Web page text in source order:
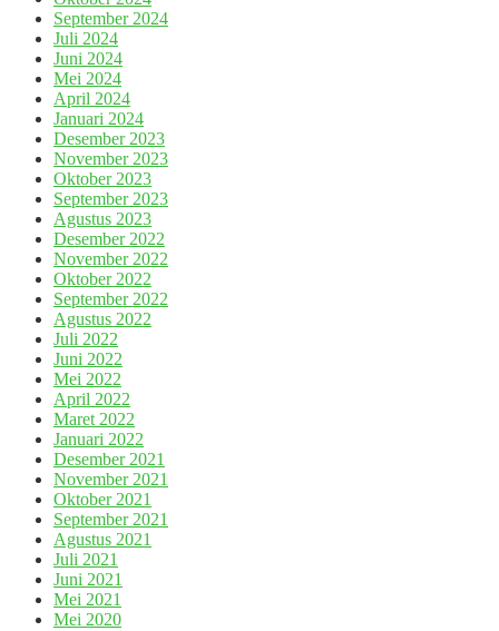
September 2024
Juli 2024
Juni 2024
Mei 2024
April 2024
Januari 2024
Desember 2023
November 2023
Oktober 2023
September 2023
Agustus 2023
Desember 2022
November 2022
Oktober 2022
September 2022
Agustus 2022
Juli 2022
Juni 2022
Mei 2022
April 2022
Maret 2022
Januari 2022
Desember 2021
November 2021
Oktober 2021
September 2021
Agustus 2021
Juli 2021
Juni 2021
Mei 2021
Mei 2020